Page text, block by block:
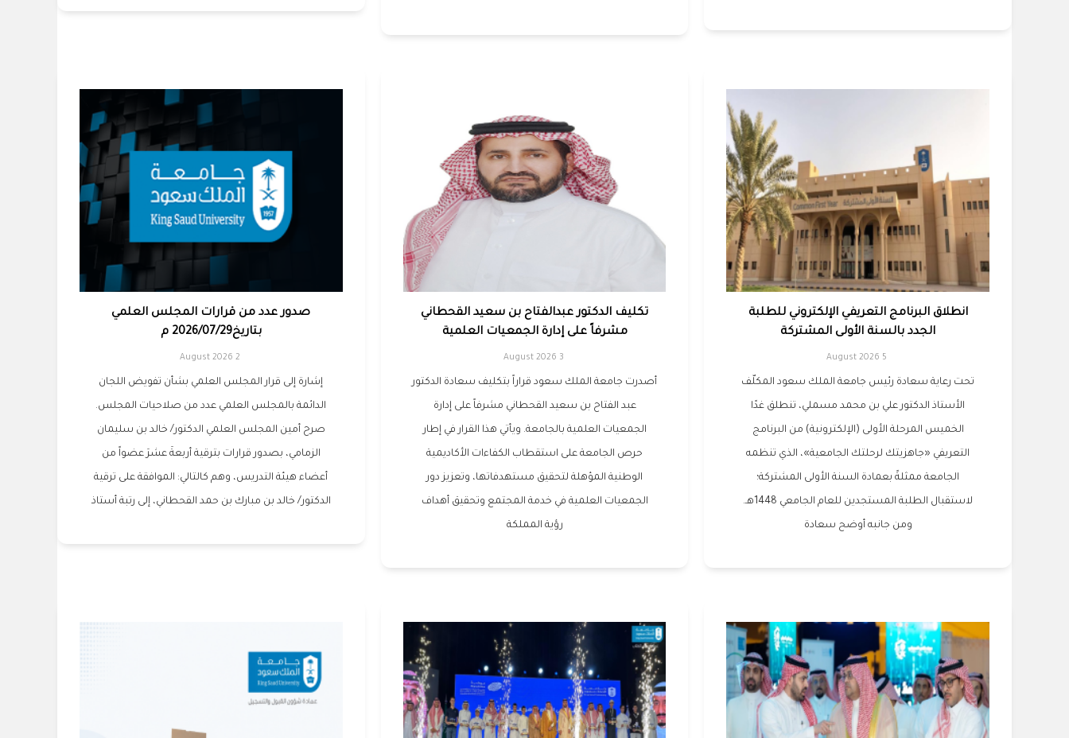
انطلاق البرنامج التعريفي الإلكتروني للطلبة
الجدد بالسنة الأولى المشتركة
5 August 2026
تحت رعاية سعادة رئيس جامعة الملك سعود المكلّف
الأستاذ الدكتور علي بن محمد مسملي، تنطلق غدًا
الخميس المرحلة الأولى (الإلكترونية) من البرنامج
التعريفي «جاهزيتك لرحلتك الجامعية»، الذي تنظمه
الجامعة ممثلةً بعمادة السنة الأولى المشتركة؛
لاستقبال الطلبة المستجدين للعام الجامعي 1448هـ.
ومن جانبه أوضح سعادة
تكليف الدكتور عبدالفتاح بن سعيد القحطاني
مشرفاً على إدارة الجمعيات العلمية
3 August 2026
أصدرت جامعة الملك سعود قراراً بتكليف سعادة الدكتور
عبد الفتاح بن سعيد القحطاني مشرفاً على إدارة
الجمعيات العلمية بالجامعة. ويأتي هذا القرار في إطار
حرص الجامعة على استقطاب الكفاءات الأكاديمية
الوطنية المؤهلة لتحقيق مستهدفاتها، وتعزيز دور
الجمعيات العلمية في خدمة المجتمع وتحقيق أهداف
رؤية المملكة
صدور عدد من قرارات المجلس العلمي
بتاريخ2026/07/29 م
2 August 2026
إشارة إلى قرار المجلس العلمي بشأن تفويض اللجان
الدائمة بالمجلس العلمي عدد من صلاحيات المجلس.
صرح أمين المجلس العلمي الدكتور/ خالد بن سليمان
الزمامي، بصدور قرارات بترقية أربعةَ عشرَ عضواً من
أعضاء هيئة التدريس، وهم كالتالي: الموافقة على ترقية
الدكتور/ خالد بن مبارك بن حمد القحطاني، إلى رتبة أستاذ